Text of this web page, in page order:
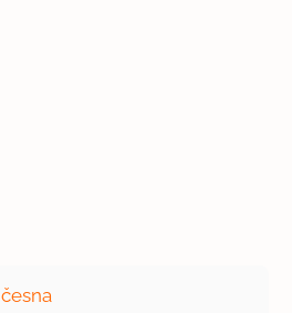
česna